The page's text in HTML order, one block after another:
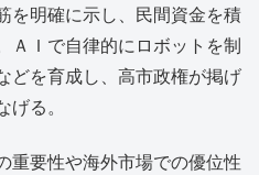
を明確に示し、民間資金を積
ＡＩで自律的にロボットを制
どを育成し、高市政権が掲げ
げる。
重要性や海外市場での優位性